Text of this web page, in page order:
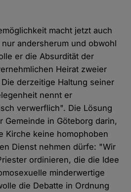
macht jetzt auch
andersherum und obwohl
er die Absurdität der
Heirat zweier
derzeitige Haltung seiner
nennt er
verwerflich". Die Lösung
Gemeinde in Göteborg darin,
Kirche keine homophoben
Dienst nehmen dürfe: "Wir
ordinieren, die die Idee
minderwertige
die Debatte in Ordnung